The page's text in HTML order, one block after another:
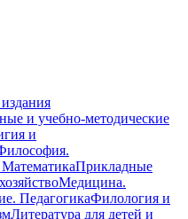
и учебно-методические
и
Прикладные
Медицина.
ПедагогикаФилология и
Литература для детей и